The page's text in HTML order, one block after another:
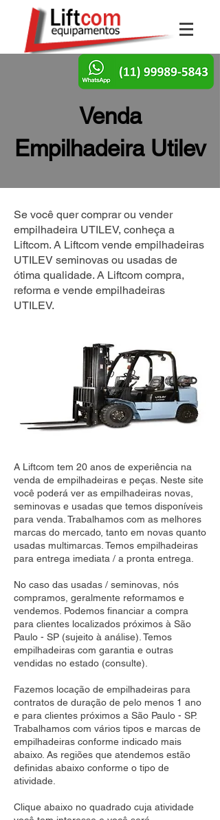
Venda
Empilhadeira Utilev
Se você quer comprar ou vender
empilhadeira UTILEV, conheça a
Liftcom. A Liftcom vende empilhadeiras
UTILEV seminovas ou usadas de
ótima qualidade. A Liftcom compra,
reforma e vende empilhadeiras
UTILEV.
A Liftcom tem 20 anos de experiência na
venda de empilhadeiras e peças. Neste site
você poderá ver as empilhadeiras novas,
seminovas e usadas que temos disponíveis
para venda. Trabalhamos com as melhores
marcas do mercado, tanto em novas quanto
usadas multimarcas. Temos empilhadeiras
para entrega imediata / a pronta entrega.
No caso das usadas / seminovas, nós
compramos, geralmente reformamos e
vendemos. Podemos financiar a compra
para clientes localizados próximos à São
Paulo - SP (sujeito à análise). Temos
empilhadeiras com garantia e outras
vendidas no estado (consulte).
Fazemos locação de empilhadeiras para
contratos de duração de pelo menos 1 ano
e para clientes próximos a São Paulo - SP.
Trabalhamos com vários tipos e marcas de
empilhadeiras conforme indicado mais
abaixo. As regiões que atendemos estão
definidas abaixo conforme o tipo de
atividade.
Clique abaixo no quadrado cuja atividade